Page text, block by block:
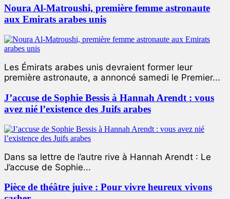
Noura Al-Matroushi, première femme astronaute
aux Emirats arabes unis
Les Émirats arabes unis devraient former leur
première astronaute, a annoncé samedi le Premier...
J’accuse de Sophie Bessis à Hannah Arendt : vous
avez nié l’existence des Juifs arabes
Dans sa lettre de l’autre rive à Hannah Arendt : Le
J’accuse de Sophie...
Pièce de théâtre juive : Pour vivre heureux vivons